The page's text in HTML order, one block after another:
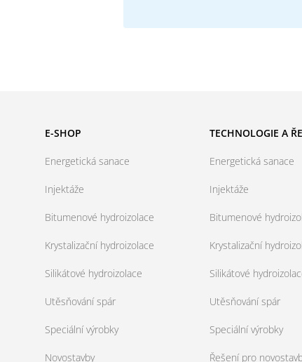
E-SHOP
Energetická sanace
Injektáže
Bitumenové hydroizolace
Krystalizační hydroizolace
Silikátové hydroizolace
Utěsňování spár
Speciální výrobky
Novostavby
TECHNOLOGIE A
Energetická sanace
Injektáže
Bitumenové
Krystalizační
Silikátové
Utěsňování spár
Speciální výrobky
Řešení pro